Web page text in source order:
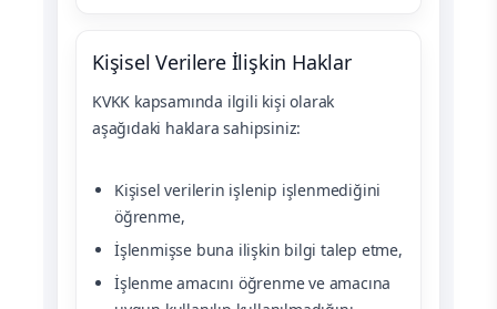
Kişisel Verilere İlişkin Haklar
KVKK kapsamında ilgili kişi olarak
aşağıdaki haklara sahipsiniz:
Kişisel verilerin işlenip işlenmediğini
öğrenme,
İşlenmişse buna ilişkin bilgi talep etme,
İşlenme amacını öğrenme ve amacına